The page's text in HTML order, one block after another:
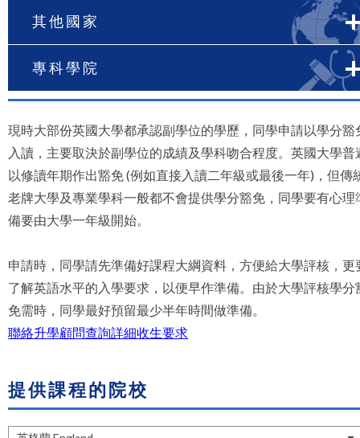
其他國家
專科學院
現時大部份英國大學都承認副學位的學歷，同學申請以學分豁
入讀，主要取決於副學位的成績及學科吻合程度。英國大學普
以修讀年期作出豁免 (例如直接入讀二年級或最後一年)，但傳
老牌大學及專業學科一般都不會提供學分豁免，同學要有心理
備要由大學一年級開始。
申請時，同學請先準備好課程大綱資料，方便給大學評核，更
了解英語水平的入學要求，以便早作準備。由於大學評核學分
免需時，同學最好預留最少半年時間做準備。
聯絡升學顧問查詢詳細收生要求
提供課程的院校